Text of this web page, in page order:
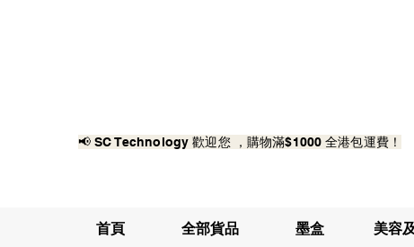
📢 SC Technology 歡迎您 ，購物滿$1000 全港包運費！
首頁 全部貨品 墨盒 美容